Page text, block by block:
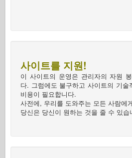
사이트를 지원!
이 사이트의 운영은 관리자의 자원
다. 그럼에도 불구하고 사이트의 기
비용이 필요합니다.
사전에, 우리를 도와주는 모든 사람에
당신은 당신이 원하는 것을 줄 수 있습